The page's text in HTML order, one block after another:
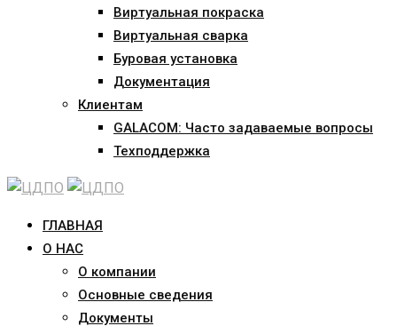
Виртуальная покраска
Виртуальная сварка
Буровая установка
Документация
Клиентам
GALACOM: Часто задаваемые вопросы
Техподдержка
ГЛАВНАЯ
О НАС
О компании
Основные сведения
Документы